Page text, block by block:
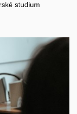
studium